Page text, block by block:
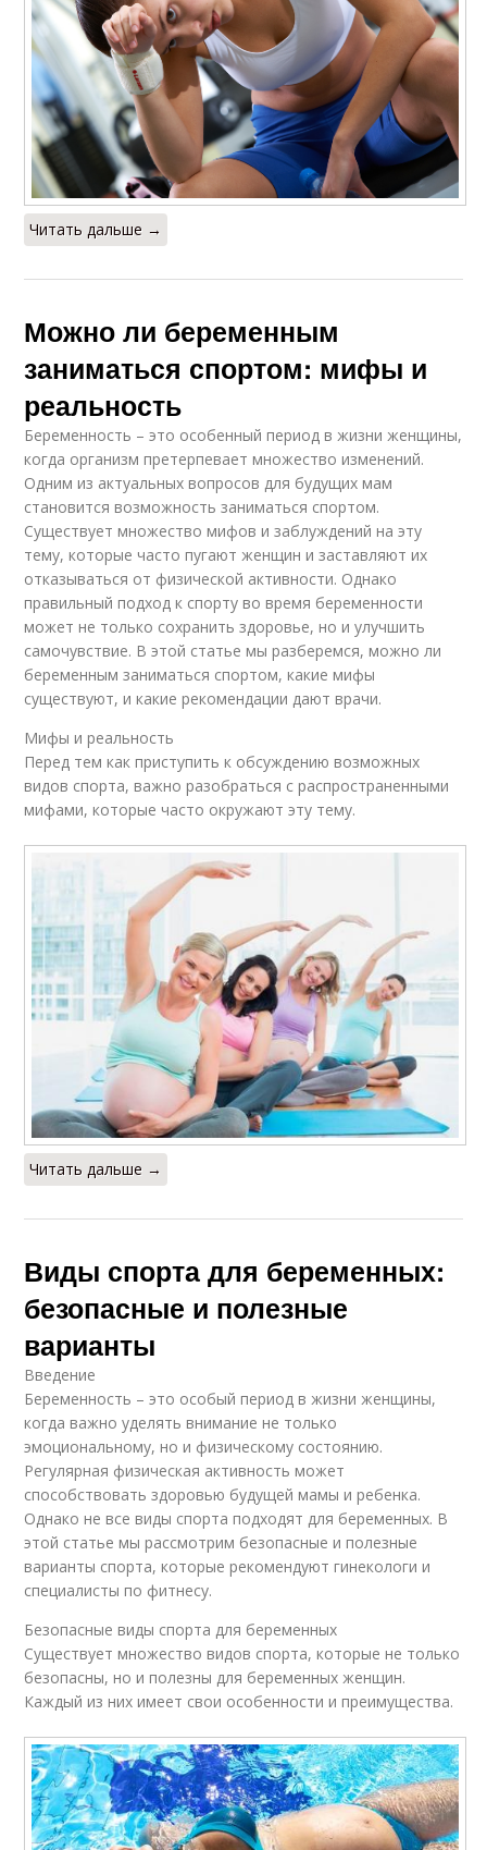
Читать дальше →
Можно ли беременным
заниматься спортом: мифы и
реальность
Беременность – это особенный период в жизни женщины,
когда организм претерпевает множество изменений.
Одним из актуальных вопросов для будущих мам
становится возможность заниматься спортом.
Существует множество мифов и заблуждений на эту
тему, которые часто пугают женщин и заставляют их
отказываться от физической активности. Однако
правильный подход к спорту во время беременности
может не только сохранить здоровье, но и улучшить
самочувствие. В этой статье мы разберемся, можно ли
беременным заниматься спортом, какие мифы
существуют, и какие рекомендации дают врачи.
Мифы и реальность
Перед тем как приступить к обсуждению возможных
видов спорта, важно разобраться с распространенными
мифами, которые часто окружают эту тему.
Читать дальше →
Виды спорта для беременных:
безопасные и полезные
варианты
Введение
Беременность – это особый период в жизни женщины,
когда важно уделять внимание не только
эмоциональному, но и физическому состоянию.
Регулярная физическая активность может
способствовать здоровью будущей мамы и ребенка.
Однако не все виды спорта подходят для беременных. В
этой статье мы рассмотрим безопасные и полезные
варианты спорта, которые рекомендуют гинекологи и
специалисты по фитнесу.
Безопасные виды спорта для беременных
Существует множество видов спорта, которые не только
безопасны, но и полезны для беременных женщин.
Каждый из них имеет свои особенности и преимущества.